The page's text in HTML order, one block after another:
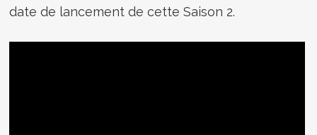
date de lancement de cette Saison 2.